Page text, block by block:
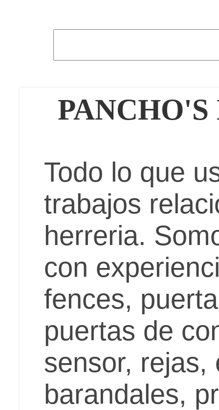
Todo lo que
trabajos
herreria.
con
fences,
puertas de
sensor, rejas,
barandales,